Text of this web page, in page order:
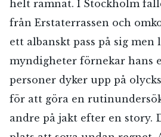
helt rämnat. I Stockholm
från Erstaterrassen och
ett albanskt pass på sig men
myndigheter förnekar hans
personer dyker upp på
för att göra en
andre på jakt efter en story.